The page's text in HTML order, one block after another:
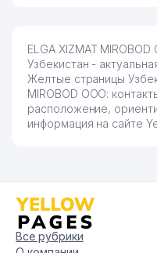
79 FARMAKOM
80
BGK
COMPANY ООО
81 PRINTUZ ЧП
83
ООО ФИЛИАЛ
84 NEW SIGHT ООО
ELGA XIZMAT
Узбекистан -
Желтые страницы
MIROBOD ООО:
расположение,
информация на сайте
Все рубрики